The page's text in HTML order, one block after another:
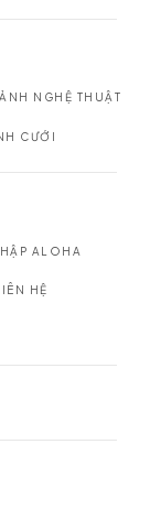
ẢNH NGHỆ THUẬT
CƯỚI
ALOHA
LIÊN HỆ